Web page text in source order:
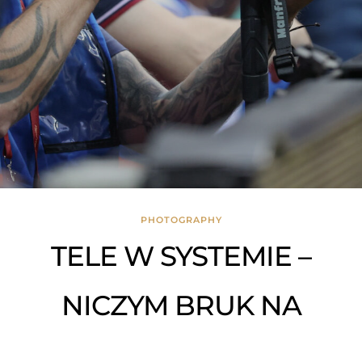
PHOTOGRAPHY
TELE W SYSTEMIE –
NICZYM BRUK NA